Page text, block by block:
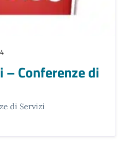
Conferenze di
di Servizi